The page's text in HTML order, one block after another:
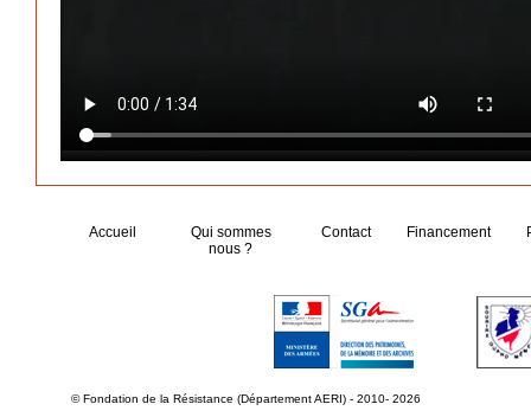
Accueil
Qui sommes
nous ?
Contact Financement
© Fondation de la Résistance (Département AERI) - 2010- 2026